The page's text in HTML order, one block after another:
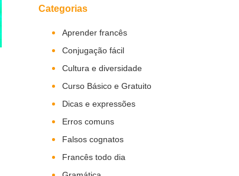
Categorias
Aprender francês
Conjugação fácil
Cultura e diversidade
Curso Básico e Gratuito
Dicas e expressões
Erros comuns
Falsos cognatos
Francês todo dia